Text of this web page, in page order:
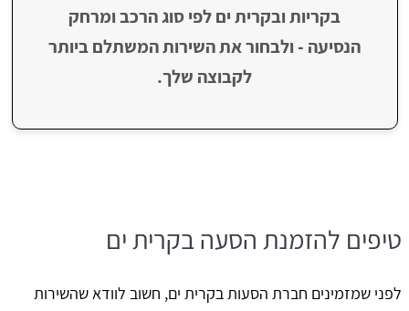
בקריות ובקרית ים לפי סוג הרכב ומרחק
הנסיעה - ולבחור את השירות המשתלם ביותר
לקבוצה שלך.
טיפים להזמנת הסעה בקרית ים
לפני שמזמינים חברת הסעות בקרית ים, חשוב לוודא שהשירות